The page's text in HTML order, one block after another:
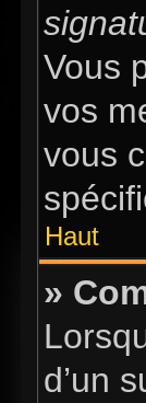
Vous
vos
vous
Haut
»
d’un